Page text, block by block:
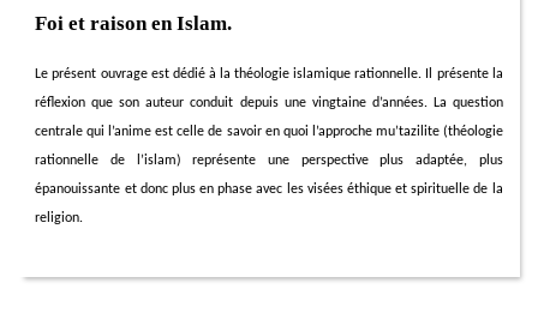
Foi et raison en Islam.
Le présent ouvrage est dédié à la théologie islamique rationnelle. Il présente la
réflexion que son auteur conduit depuis une vingtaine d’années. La question
centrale qui l’anime est celle de savoir en quoi l’approche mu’tazilite (théologie
rationnelle de l’islam) représente une perspective plus adaptée, plus
épanouissante et donc plus en phase avec les visées éthique et spirituelle de la
religion.